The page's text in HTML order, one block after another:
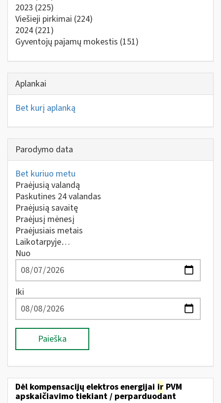
2023 (225)
Viešieji pirkimai (224)
2024 (221)
Gyventojų pajamų mokestis (151)
Aplankai
Bet kurį aplanką
Parodymo data
Bet kuriuo metu
Praėjusią valandą
Paskutines 24 valandas
Praėjusią savaitę
Praėjusį mėnesį
Praėjusiais metais
Laikotarpyje…
Nuo
Iki
Paieška
Dėl kompensacijų elektros energijai ir PVM
apskaičiavimo tiekiant / perparduodant